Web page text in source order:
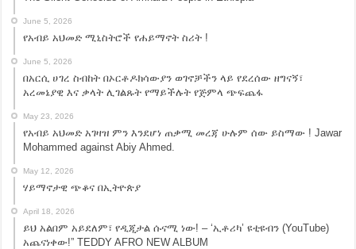
June 5, 2026
የአብይ አህመድ ሚኒስትሮች የሐይማኖት ስሪት !
June 5, 2026
በአርሲ ሀገረ ስብከት በኦርቶዶክሳውያን ወገኖቻችን ላይ የደረሰው ዘግናኝ፣
አረመኔያዊ እና ቃላት ሊገልጹት የማይችሉት የጅምላ ጭፍጨፋ
May 23, 2026
የአብይ አህመድ አገዛዝ ምን እንደሆነ ጠቃሚ መረጃ ሁሉም ሰው ይስማው ! Jawar
Mohammed against Abiy Ahmed.
May 12, 2026
ሃይማኖታዊ ጭቆና በኢትዮጵያ
April 18, 2026
ይህ አልበም አይደለም፣ የዲጂታል ሱናሚ ነው! – ‘ኢቶሪካ’ ዩቲዩብን (YouTube)
አጨናነቀው!” TEDDY AFRO NEW ALBUM